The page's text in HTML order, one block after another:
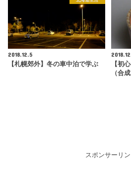
2018.12.5
【札幌郊外】冬の車中泊で学ぶ
【初
（合
スポンサーリン